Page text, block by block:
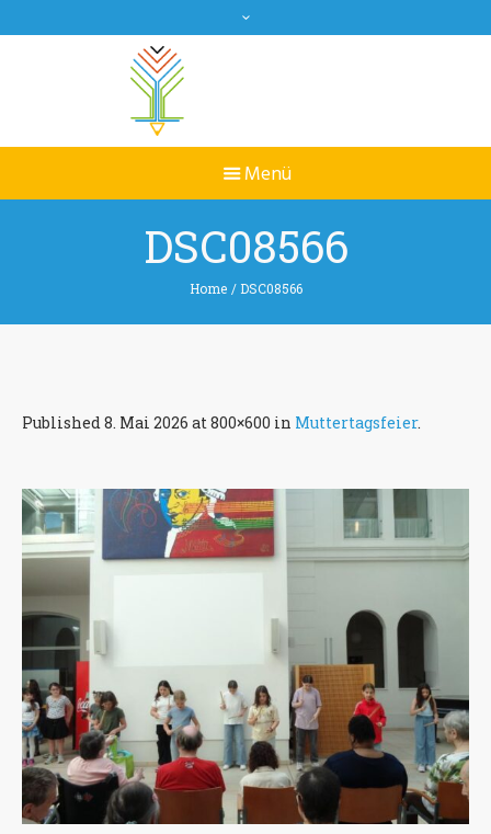
DSC08566
Home /DSC08566
Published8. Mai 2026 at 800×600 in Muttertagsfeier.